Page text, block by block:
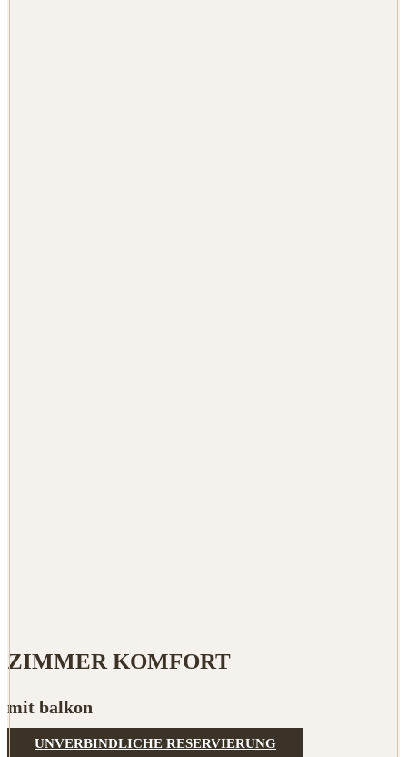
ZIMMER KOMFORT
mit balkon
UNVERBINDLICHE RESERVIERUNG